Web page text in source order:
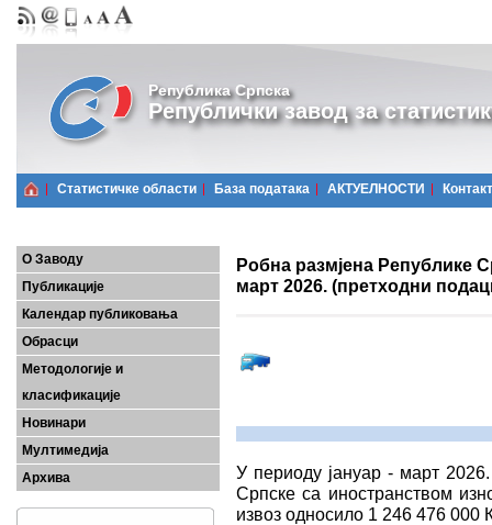
Република Српска
Републички завод за
Статистичке области Базa података АКТУЕЛНОСТИ Контакт
О Заводу
Публикације
Календар публиковања
Обрасци
Методологије и
класификације
Новинари
Мултимедија
Архива
Робна размјена Републике
март 2026. (претходни
У периоду јануар - март
Српске са иностранством
извоз односило 1 246 476